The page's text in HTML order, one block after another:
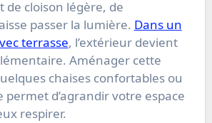
de cloison légère, de
passer la lumière. Dans un
terrasse, l’extérieur devient
Aménager cette
chaises confortables ou
d’agrandir votre espace
respirer.